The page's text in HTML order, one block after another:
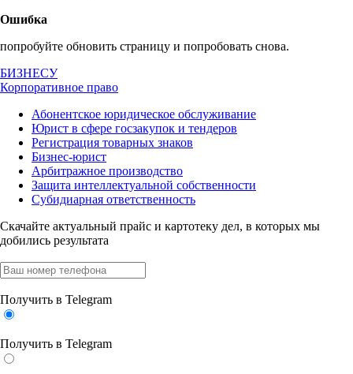
Ошибка
попробуйте обновить страницу и попробовать снова.
БИЗНЕСУ
Корпоративное право
Абонентское юридическое обслуживание
Юрист в сфере госзакупок и тендеров
Регистрация товарных знаков
Бизнес-юрист
Арбитражное производство
Защита интеллектуальной собственности
Субидиарная ответственность
Скачайте актуальный прайс и картотеку дел, в которых мы
добились результата
Получить в Telegram
Получить в Telegram